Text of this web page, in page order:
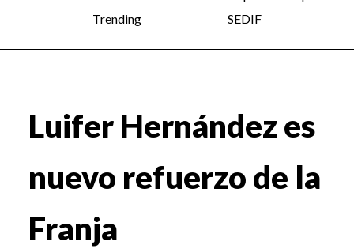
Trending
SEDIF
Luifer Hernández es
nuevo refuerzo de la
Franja